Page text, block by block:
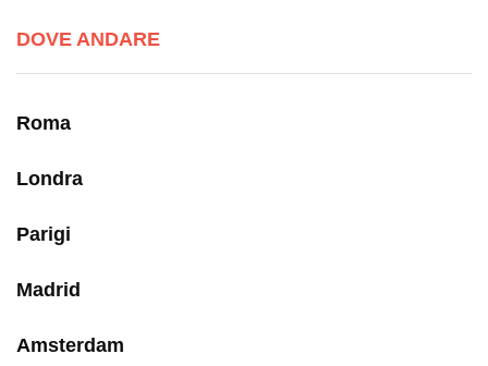
DOVE ANDARE
Roma
Londra
Parigi
Madrid
Amsterdam